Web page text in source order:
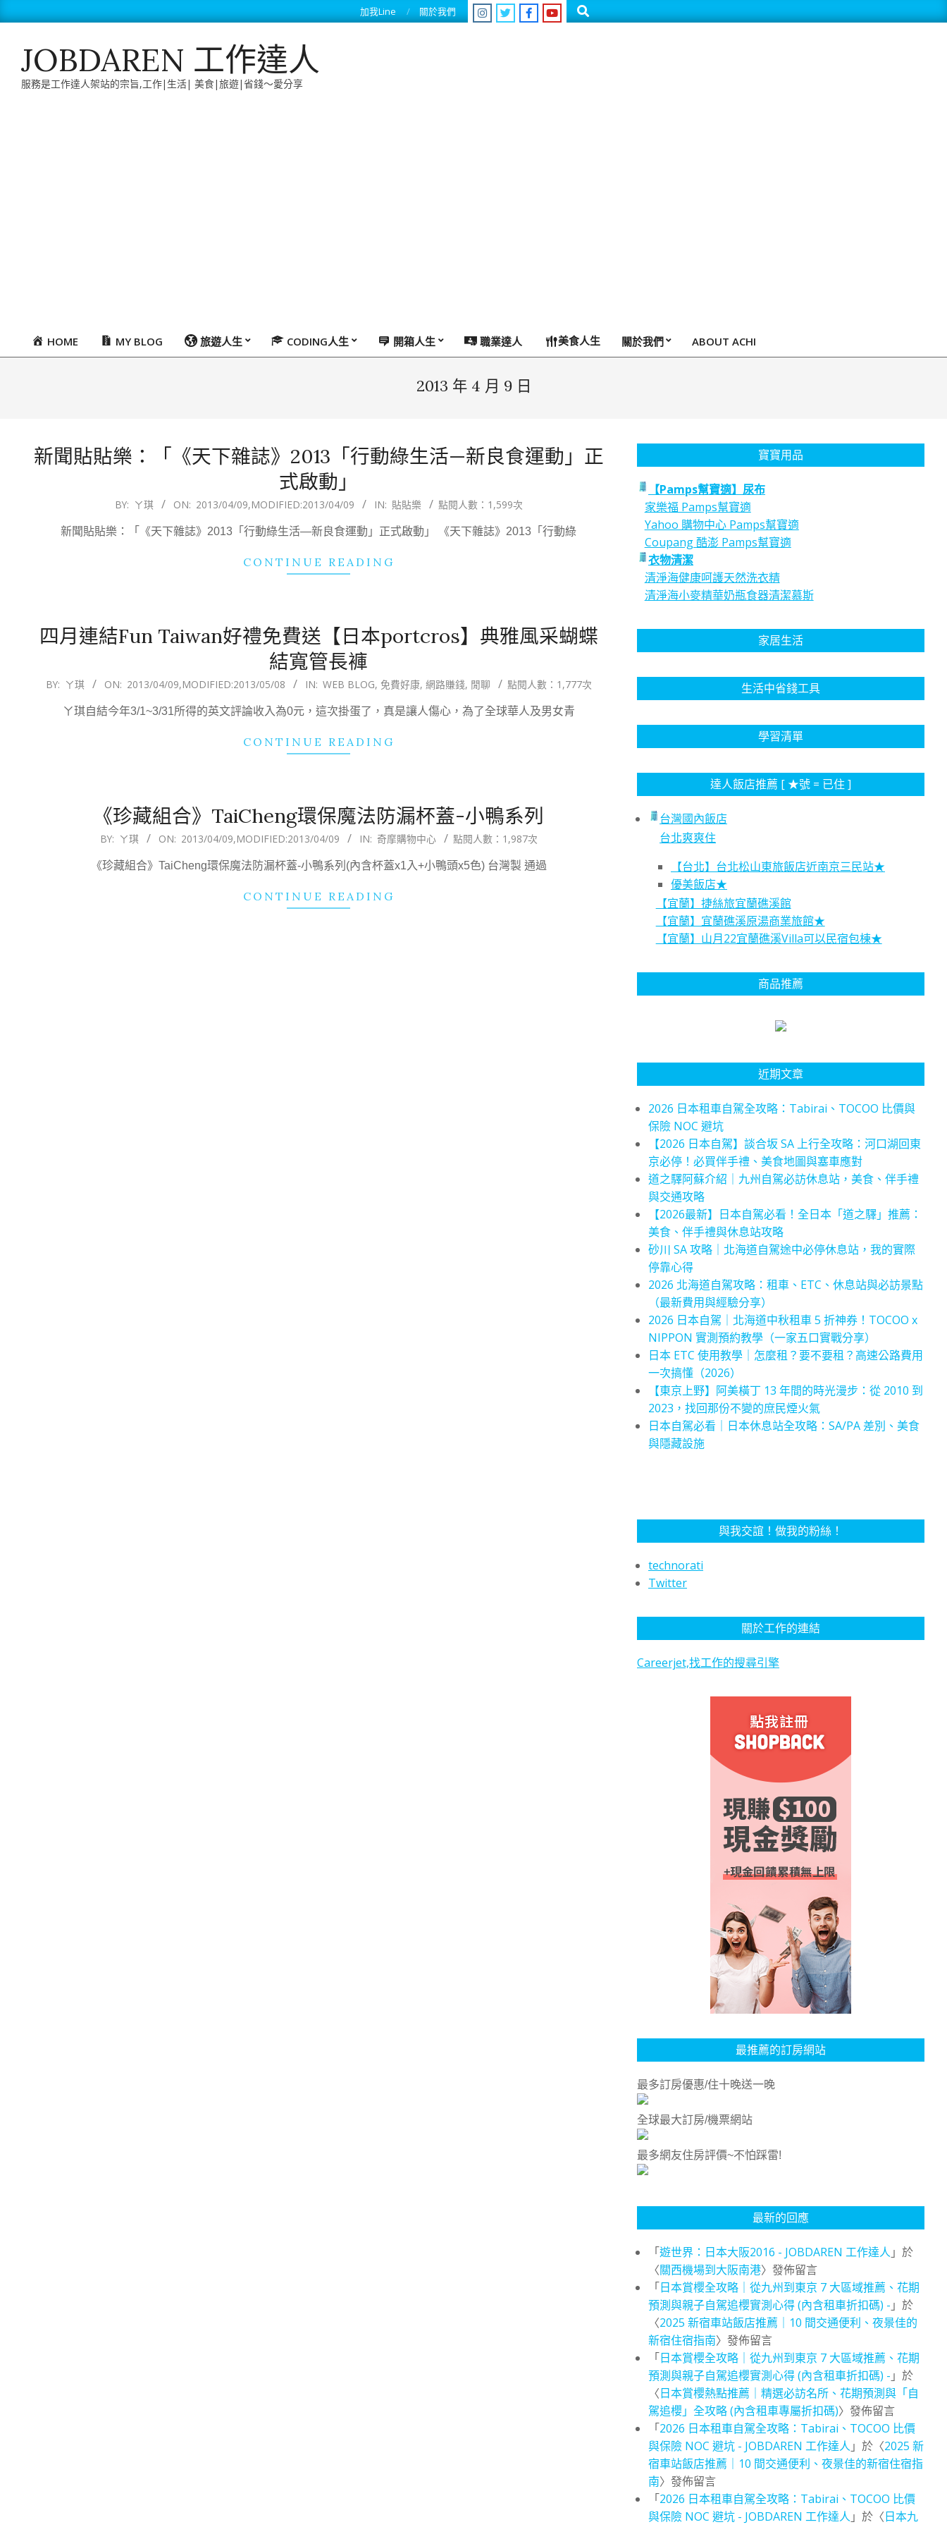
to
加我Line 關於我們 Search
JOBDAREN 工作達人
服務是工作達人架站的宗旨,工作|生活| 美食|旅遊|省錢～愛分享
PrimaryHOME MY BLOG 旅遊人生 CODING人生 開箱人生 職業達人 美食人生 關於我們 ABOUT ACHI
2013 年 4 月 9 日
新聞貼貼樂：「《天下雜誌》2013「行動綠生活—新良食運動」正
式啟動」
BY: ㄚ琪 ON: 2013/04/09,MODIFIED:2013/04/09 IN: 貼貼樂 點閱人數：1,599次
新聞貼貼樂：「《天下雜誌》2013「行動綠生活—新良食運動」正式啟動」 《天下雜誌》2013「行動綠
CONTINUE READING
四月連結Fun Taiwan好禮免費送【日本portcros】典雅風采蝴蝶
結寬管長褲
2013-
BY: ㄚ琪 ON: 2013/04/09,MODIFIED:2013/05/08 IN: WEB BLOG, 免費好康, 網路賺錢, 閒聊 點閱人數：1,777次
ㄚ琪自結今年3/1~3/31所得的英文評論收入為0元，這次掛蛋了，真是讓人傷心，為了全球華人及男女青
CONTINUE READING
《珍藏組合》TaiCheng環保魔法防漏杯蓋-小鴨系列
BY: ㄚ琪 ON: 2013/04/09,MODIFIED:2013/04/09 IN: 奇摩購物中心 點閱人數：1,987次
《珍藏組合》TaiCheng環保魔法防漏杯蓋-小鴨系列(內含杯蓋x1入+小鴨頭x5色) 台灣製 通過
CONTINUE READING
寶寶用品
【Pamps幫寶適】尿布
家樂福 Pamps幫寶適
Yahoo 購物中心 Pamps幫寶適
Coupang 酷澎 Pamps幫寶適
衣物清潔
清淨海健康呵護天然洗衣精
清淨海小麥精華奶瓶食器清潔慕斯
家居生活
生活中省錢工具
學習清單
達人飯店推薦 [ ★號 = 已住 ]
台灣國內飯店
台北爽爽住
【台北】台北松山東旅飯店近南京三民站★
優美飯店★
【宜蘭】捷絲旅宜蘭礁溪館
【宜蘭】宜蘭礁溪原湯商業旅館★
【宜蘭】山月22宜蘭礁溪Villa可以民宿包棟★
商品推薦
近期文章
2026 日本租車自駕全攻略：Tabirai、TOCOO 比價與
保險 NOC 避坑
【2026 日本自駕】談合坂 SA 上行全攻略：河口湖回東
京必停！必買伴手禮、美食地圖與塞車應對
道之驛阿蘇介紹｜九州自駕必訪休息站，美食、伴手禮
與交通攻略
【2026最新】日本自駕必看！全日本「道之驛」推薦：
美食、伴手禮與休息站攻略
砂川 SA 攻略｜北海道自駕途中必停休息站，我的實際
停靠心得
2026 北海道自駕攻略：租車、ETC、休息站與必訪景點
（最新費用與經驗分享）
2026 日本自駕｜北海道中秋租車 5 折神券！TOCOO x
NIPPON 實測預約教學（一家五口實戰分享）
日本 ETC 使用教學｜怎麼租？要不要租？高速公路費用
一次搞懂（2026）
【東京上野】阿美橫丁 13 年間的時光漫步：從 2010 到
2023，找回那份不變的庶民煙火氣
日本自駕必看｜日本休息站全攻略：SA/PA 差別、美食
與隱藏設施
與我交誼！做我的粉絲！
technorati
Twitter
關於工作的連結
Careerjet,找工作的搜尋引擎
最推薦的訂房網站
最多訂房優惠/住十晚送一晚
全球最大訂房/機票網站
最多網友住房評價~不怕踩雷!
最新的回應
「遊世界：日本大阪2016 - JOBDAREN 工作達人 」於
〈關西機場到大阪南港〉發佈留言
「日本賞櫻全攻略｜從九州到東京 7 大區域推薦、花期
預測與親子自駕追櫻實測心得 (內含租車折扣碼) - 」於
〈2025 新宿車站飯店推薦｜10 間交通便利、夜景佳的
新宿住宿指南〉發佈留言
「日本賞櫻全攻略｜從九州到東京 7 大區域推薦、花期
預測與親子自駕追櫻實測心得 (內含租車折扣碼) - 」於
〈日本賞櫻熱點推薦｜精選必訪名所、花期預測與「自
駕追櫻」全攻略 (內含租車專屬折扣碼)〉發佈留言
「2026 日本租車自駕全攻略：Tabirai、TOCOO 比價
與保險 NOC 避坑 - JOBDAREN 工作達人 」於〈2025 新
宿車站飯店推薦｜10 間交通便利、夜景佳的新宿住宿指
南〉發佈留言
「2026 日本租車自駕全攻略：Tabirai、TOCOO 比價
與保險 NOC 避坑 - JOBDAREN 工作達人 」於〈日本九